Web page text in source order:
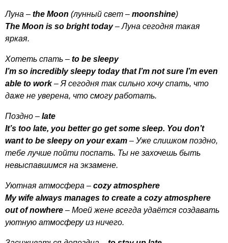
Луна – the Moon (лунный свет – moonshine)
The Moon is so bright today– Луна сегодня такая
яркая.
Хотеть спать – to be sleepy
I’m so incredibly sleepy today that I’m not sure I’m even
able to work – Я сегодня так сильно хочу спать, что
даже не уверена, что смогу работать.
Поздно – late
It’s too late, you better go get some sleep. You don’t
want to be sleepy on your exam – Уже слишком поздно,
тебе лучше пойти поспать. Ты не захочешь быть
невыспавшимся на экзамене.
Уютная атмосфера – cozy atmosphere
My wife always manages to create a cozy atmosphere
out of nowhere – Моей жене всегда удаётся создавать
уютную атмосферу из ничего.